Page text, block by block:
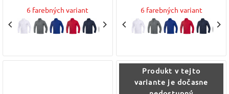
6 farebných variant 6 farebných variant
Produkt v tejto
variante je dočasne